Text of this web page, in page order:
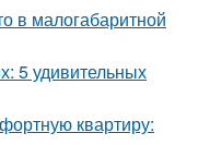
в малогабаритной
5 удивительных
квартиру: